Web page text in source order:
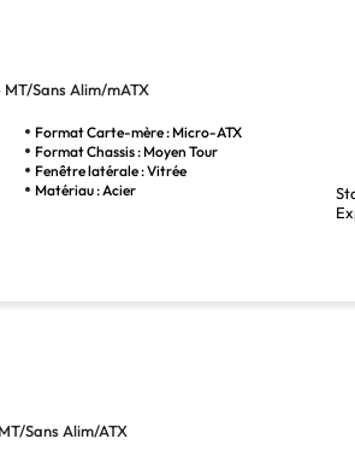
MT/Sans Alim/mATX
Format Carte-mère : Micro-ATX
Format Chassis : Moyen Tour
Fenêtre latérale : Vitrée
Matériau : Acier
Sans Alim/ATX